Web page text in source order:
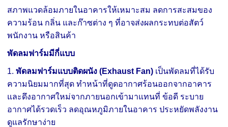
สภาพแวดล้อมภายในอาคารให้เหมาะสม ลดการสะสมของ
ความร้อน กลิ่น และก๊าซต่าง ๆ ที่อาจส่งผลกระทบต่อสัตว์
พนักงาน หรือสินค้า
พัดลมฟาร์มมีกี่แบบ
1.พัดลมฟาร์มแบบติดผนัง (Exhaust Fan) เป็นพัดลมที่ได้รับ
ความนิยมมากที่สุด ทำหน้าที่ดูดอากาศร้อนออกจากอาคาร
และดึงอากาศใหม่จากภายนอกเข้ามาแทนที่ ข้อดี ระบาย
อากาศได้รวดเร็ว ลดอุณหภูมิภายในอาคาร ประหยัดพลังงาน
ดูแลรักษาง่าย